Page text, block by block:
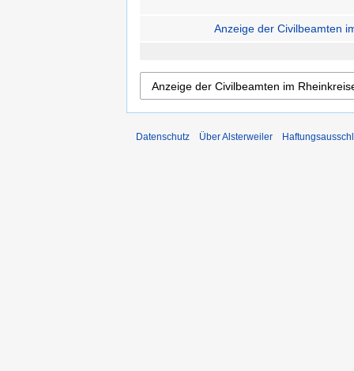
Anzeige der Civilbeamten
Datenschutz Über Alsterweiler